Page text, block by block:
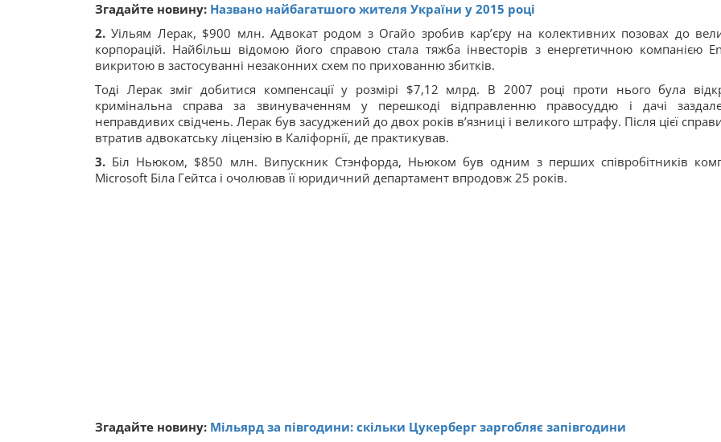
Згадайте новину: Названо найбагатшого жителя України у 2015 році
2. Уільям Лерак, $900 млн. Адвокат родом з Огайо зробив кар’єру на колективних позовах до
корпорацій. Найбільш відомою його справою стала тяжба інвесторів з енергетичною компанією
викритою в застосуванні незаконних схем по прихованню збитків.
Тоді Лерак зміг добитися компенсації у розмірі $7,12 млрд. В 2007 році проти нього була
кримінальна справа за звинуваченням у перешкоді відправленню правосуддю і дачі
неправдивих свідчень. Лерак був засуджений до двох років в’язниці і великого штрафу. Після цієї
втратив адвокатську ліцензію в Каліфорнії, де практикував.
3. Біл Ньюком, $850 млн. Випускник Стэнфорда, Ньюком був одним з перших співробітників
Microsoft Біла Гейтса і очолював її юридичний департамент впродовж 25 років.
Згадайте новину: Мільярд за півгодини: скільки Цукерберг заргобляє запівгодини